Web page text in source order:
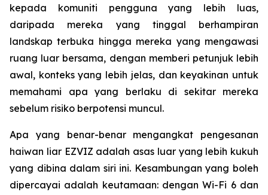
kepada komuniti pengguna yang lebih luas,
daripada mereka yang tinggal berhampiran
landskap terbuka hingga mereka yang mengawasi
ruang luar bersama, dengan memberi petunjuk lebih
awal, konteks yang lebih jelas, dan keyakinan untuk
memahami apa yang berlaku di sekitar mereka
sebelum risiko berpotensi muncul.
Apa yang benar-benar mengangkat pengesanan
haiwan liar EZVIZ adalah asas luar yang lebih kukuh
yang dibina dalam siri ini. Kesambungan yang boleh
dipercayai adalah keutamaan: dengan Wi-Fi 6 dan